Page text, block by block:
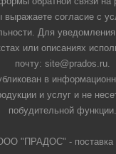
согласие с
Для
или описаниях
почту: site@prados.ru.
в
и услуг и не
побудительной функции.
"ПРАДОС" - поставка